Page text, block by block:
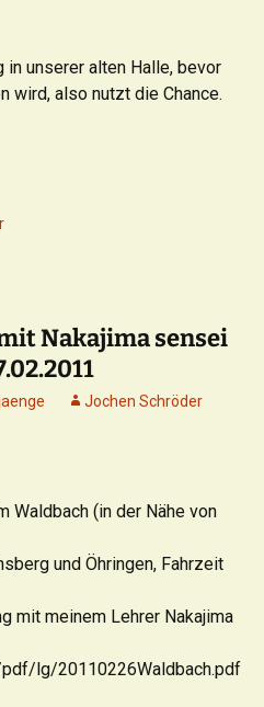
unserer alten Halle, bevor
wird, also nutzt die Chance.
Nakajima sensei
Jochen Schröder
Waldbach (in der Nähe von
und Öhringen, Fahrzeit
mit meinem Lehrer Nakajima
lg/20110226Waldbach.pdf